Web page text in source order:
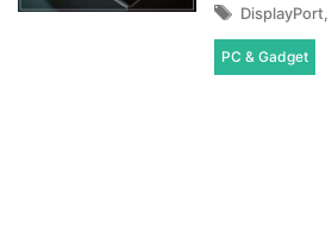
DisplayPort,
PC & Gadget